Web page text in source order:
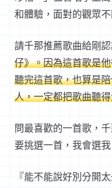
和體驗，面對的觀眾
請千那推薦歌曲給剛認
仔》。因為這首歌是
聽完這首歌，也算是
人，一定都把歌曲聽
問最喜歡的一首歌，
要挑選一首，我會選
『能不能說好別分開